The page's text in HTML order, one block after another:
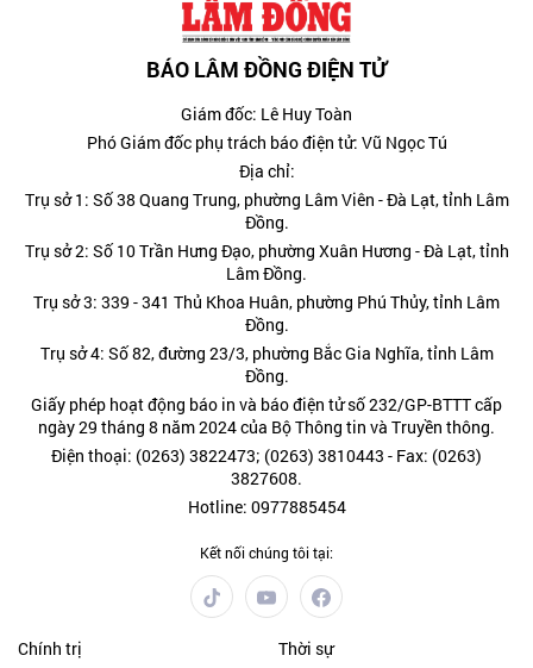
BÁO LÂM ĐỒNG ĐIỆN TỬ
Giám đốc: Lê Huy Toàn
Phó Giám đốc phụ trách báo điện tử: Vũ Ngọc Tú
Địa chỉ:
Trụ sở 1: Số 38 Quang Trung, phường Lâm Viên - Đà Lạt, tỉnh Lâm
Đồng.
Trụ sở 2: Số 10 Trần Hưng Đạo, phường Xuân Hương - Đà Lạt, tỉnh
Lâm Đồng.
Trụ sở 3: 339 - 341 Thủ Khoa Huân, phường Phú Thủy, tỉnh Lâm
Đồng.
Trụ sở 4: Số 82, đường 23/3, phường Bắc Gia Nghĩa, tỉnh Lâm
Đồng.
Giấy phép hoạt động báo in và báo điện tử số 232/GP-BTTT cấp
ngày 29 tháng 8 năm 2024 của Bộ Thông tin và Truyền thông.
Điện thoại: (0263) 3822473; (0263) 3810443 - Fax: (0263)
3827608.
Hotline: 0977885454
Kết nối chúng tôi tại:
Chính trị Thời sự